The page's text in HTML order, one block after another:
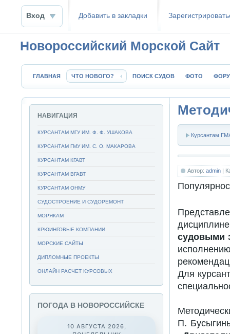
Вход Добавить в закладки
Новороссийский Морской Сайт
ГЛАВНАЯ ЧТО НОВОГО? ПОИСК СУДОВ ФОТО
Курсантам
Автор:admin |
судовыми
Для
П.
НАВИГАЦИЯ
КУРСАНТАМ МГУ ИМ. Ф. Ф. УШАКОВА
КУРСАНТАМ ГМУ ИМ. С. О. МАКАРОВА
КУРСАНТАМ КГАВТ
КУРСАНТАМ ВГАВТ
КУРСАНТАМ ОНМУ
СУДОСТРОЕНИЕ И СУДОРЕМОНТ
МОРЯКАМ
КРЮИНГОВЫЕ КОМПАНИИ
МОРСКИЕ САЙТЫ
ДИПЛОМНЫЕ ПРОЕКТЫ
ОНЛАЙН РАСЧЕТ КУРСОВЫХ
ПОГОДА В НОВОРОССИЙСКЕ
10 АВГУСТА 2026,